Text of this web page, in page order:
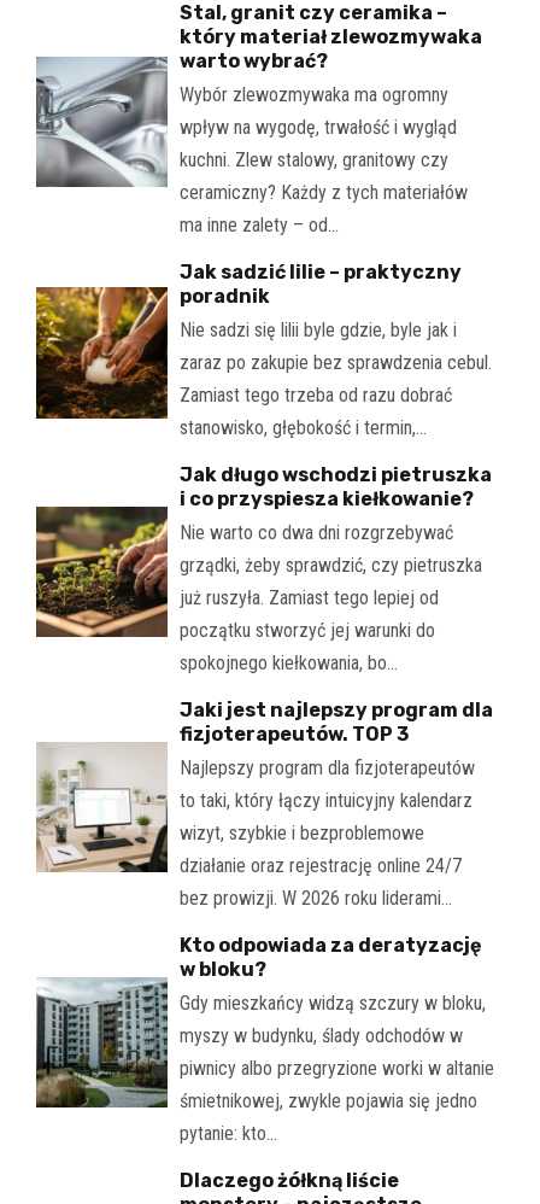
Stal, granit czy ceramika –
który materiał zlewozmywaka
warto wybrać?
Wybór zlewozmywaka ma ogromny
wpływ na wygodę, trwałość i wygląd
kuchni. Zlew stalowy, granitowy czy
ceramiczny? Każdy z tych materiałów
ma inne zalety – od…
Jak sadzić lilie – praktyczny
poradnik
Nie sadzi się lilii byle gdzie, byle jak i
zaraz po zakupie bez sprawdzenia cebul.
Zamiast tego trzeba od razu dobrać
stanowisko, głębokość i termin,…
Jak długo wschodzi pietruszka
i co przyspiesza kiełkowanie?
Nie warto co dwa dni rozgrzebywać
grządki, żeby sprawdzić, czy pietruszka
już ruszyła. Zamiast tego lepiej od
początku stworzyć jej warunki do
spokojnego kiełkowania, bo…
Jaki jest najlepszy program dla
fizjoterapeutów. TOP 3
Najlepszy program dla fizjoterapeutów
to taki, który łączy intuicyjny kalendarz
wizyt, szybkie i bezproblemowe
działanie oraz rejestrację online 24/7
bez prowizji. W 2026 roku liderami…
Kto odpowiada za deratyzację
w bloku?
Gdy mieszkańcy widzą szczury w bloku,
myszy w budynku, ślady odchodów w
piwnicy albo przegryzione worki w altanie
śmietnikowej, zwykle pojawia się jedno
pytanie: kto…
Dlaczego żółkną liście